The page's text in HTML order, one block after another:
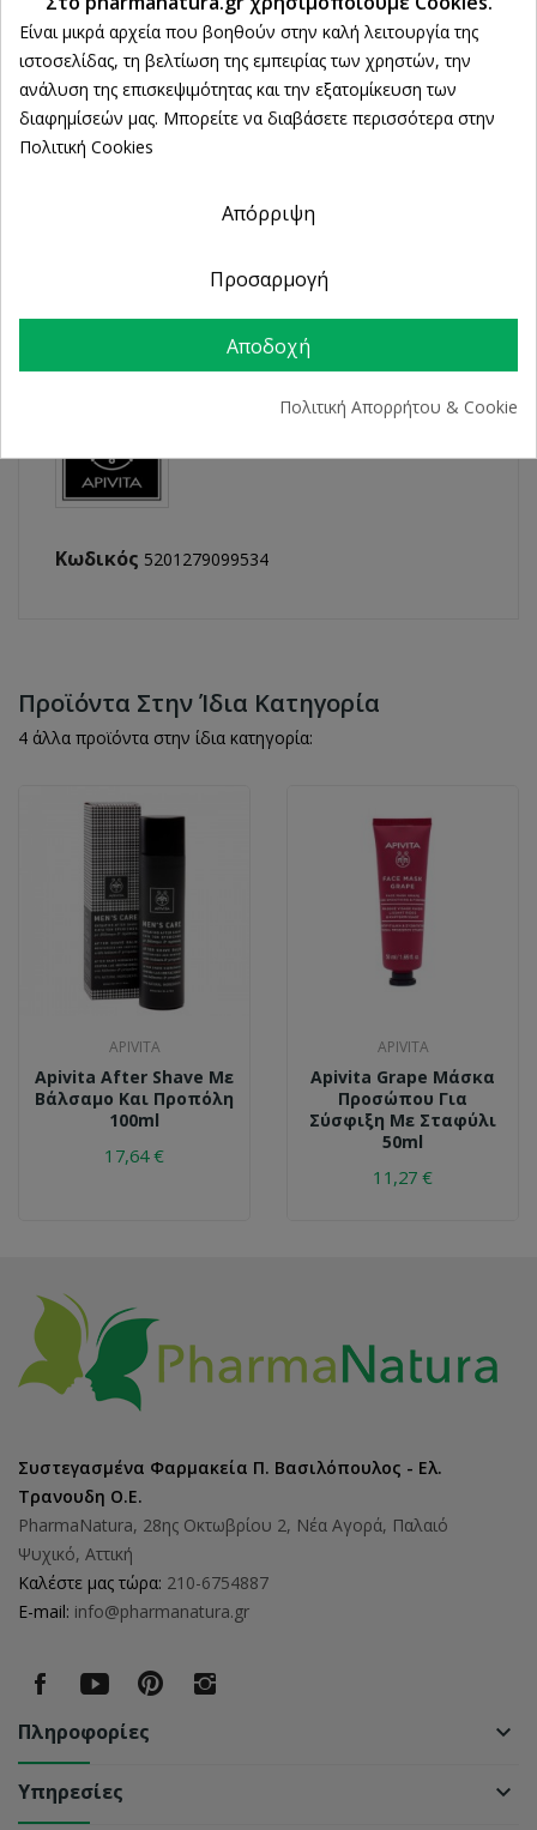
Δωρεάν Αποστολή άνω των 39€
ΔΩΡΕΑΝ Αντικαταβολή
100% Επιστροφή χρημάτων
εντός 14 ημερών
Άμεση Παραλαβή
ΛΕΠΤΟΜΈΡΕΙΕΣ ΠΡΟΪΌΝΤΟΣ
Κωδικός 5201279099534
Προϊόντα Στην Ίδια Κατηγορία
4 άλλα προϊόντα στην ίδια κατηγορία:
APIVITA
Apivita After Shave Με
Βάλσαμο Και Προπόλη
100ml
17,64 €
APIVITA
Apivita Grape Μάσκα
Προσώπου Για
Σύσφιξη Με Σταφύλι
50ml
11,27 €
Συστεγασμένα Φαρμακεία Π. Βασιλόπουλος - Ελ.
Τρανουδη Ο.Ε.
PharmaNatura, 28ης Οκτωβρίου 2, Νέα Αγορά, Παλαιό
Ψυχικό, Αττική
Καλέστε μας τώρα: 210-6754887
E-mail: info@pharmanatura.gr
Πληροφορίες keyboard_arrow_down
Υπηρεσίες keyboard_arrow_down
Είναι μικρά αρχεία που βοηθούν στην καλή λειτουργία της
ιστοσελίδας, τη βελτίωση της εμπειρίας των χρηστών, την
ανάλυση της επισκεψιμότητας και την εξατομίκευση των
διαφημίσεών μας. Μπορείτε να διαβάσετε περισσότερα στην
Πολιτική Cookies
Απόρριψη
Προσαρμογή
Αποδοχή
Πολιτική Απορρήτου & Cookie